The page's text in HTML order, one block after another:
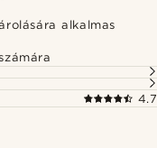
alkalmas
4.7